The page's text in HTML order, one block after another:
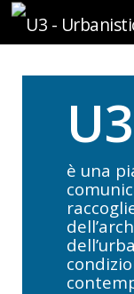
Sotto il
U3
è una